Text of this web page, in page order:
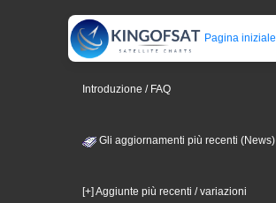
Pagina iniziale
Introduzione / FAQ
Gli aggiornamenti più recenti (News)
[+] Aggiunte più recenti / variazioni